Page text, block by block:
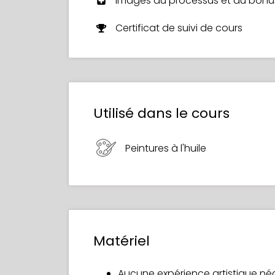
Certificat de suivi de cours
Utilisé dans le cours
Peintures à l'huile
Matériel